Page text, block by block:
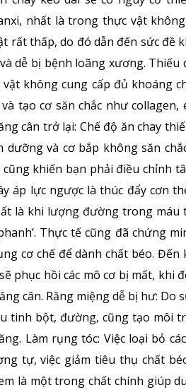
Nhà thuốc
nhất là trong thực vật
rất thấp, do đó dẫn đến sức đề
dễ bị bệnh loãng xương. Thiếu
không cung cấp đủ khoáng
tạo cơ săn chắc như collagen,
cân trở lại: Chế độ ăn chay
và cơ bắp không săn
khiến bạn phải điều chỉnh
áp lực ngược là thúc đẩy cơn
là khi lượng đường trong máu
Thực tế cũng đã chứng
cơ chế để dành chất béo. Đến
phục hồi các mô cơ bị mất, khi
cân. Răng miệng dễ bị hư: Do
tinh bột, đường, cũng tạo môi
Làm rụng tóc: Việc loại bỏ
tự, việc giảm tiêu thụ chất
là một trong chất chính giúp